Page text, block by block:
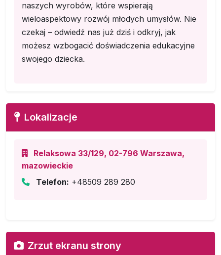
naszych wyrobów, które wspierają
wieloaspektowy rozwój młodych umysłów. Nie
czekaj – odwiedź nas już dziś i odkryj, jak
możesz wzbogacić doświadczenia edukacyjne
swojego dziecka.
Lokalizacje
Relaksowa 33/129, 02-796 Warszawa,
mazowieckie
Telefon: +48509 289 280
Zrzut ekranu strony